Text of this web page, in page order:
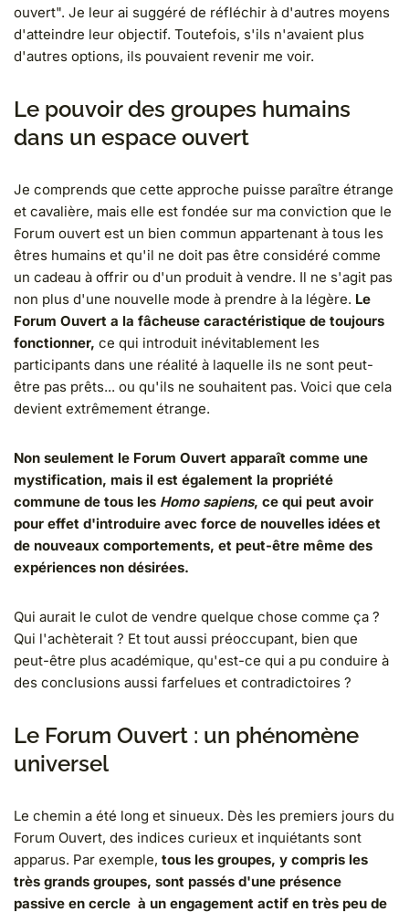
ouvert". Je leur ai suggéré de réfléchir à d'autres moyens
d'atteindre leur objectif. Toutefois, s'ils n'avaient plus
d'autres options, ils pouvaient revenir me voir.
Le pouvoir des groupes humains
dans un espace ouvert
Je comprends que cette approche puisse paraître étrange
et cavalière, mais elle est fondée sur ma conviction que le
Forum ouvert est un bien commun appartenant à tous les
êtres humains et qu'il ne doit pas être considéré comme
un cadeau à offrir ou d'un produit à vendre. Il ne s'agit pas
non plus d'une nouvelle mode à prendre à la légère. Le
Forum Ouvert a la fâcheuse caractéristique de toujours
fonctionner, ce qui introduit inévitablement les
participants dans une réalité à laquelle ils ne sont peut-
être pas prêts... ou qu'ils ne souhaitent pas. Voici que cela
devient extrêmement étrange.
Non seulement le Forum Ouvert apparaît comme une
mystification, mais il est également la propriété
commune de tous les Homo sapiens, ce qui peut avoir
pour effet d'introduire avec force de nouvelles idées et
de nouveaux comportements, et peut-être même des
expériences non désirées.
Qui aurait le culot de vendre quelque chose comme ça ?
Qui l'achèterait ? Et tout aussi préoccupant, bien que
peut-être plus académique, qu'est-ce qui a pu conduire à
des conclusions aussi farfelues et contradictoires ?
Le Forum Ouvert : un phénomène
universel
Le chemin a été long et sinueux. Dès les premiers jours du
Forum Ouvert, des indices curieux et inquiétants sont
apparus. Par exemple, tous les groupes, y compris les
très grands groupes, sont passés d'une présence
passive en cercle à un engagement actif en très peu de